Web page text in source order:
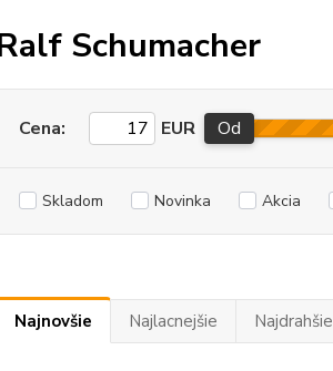
Schumacher
Cena: EUR Od
Skladom Novinka Akcia
Najnovšie Najlacnejšie Najdrahšie